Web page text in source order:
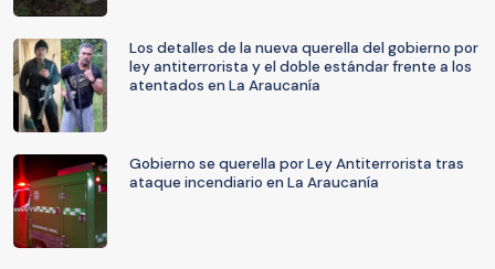
Los detalles de la nueva querella del gobierno por
ley antiterrorista y el doble estándar frente a los
atentados en La Araucanía
Gobierno se querella por Ley Antiterrorista tras
ataque incendiario en La Araucanía